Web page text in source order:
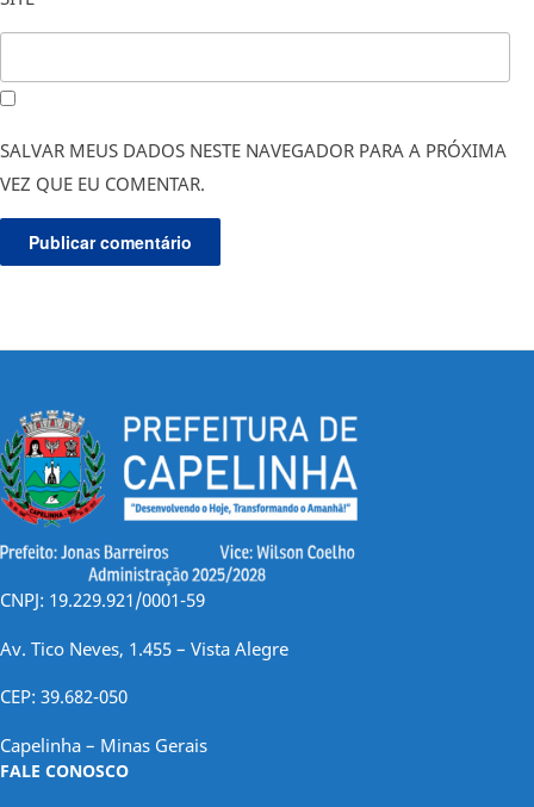
SALVAR MEUS DADOS NESTE NAVEGADOR PARA A PRÓXIMA
VEZ QUE EU COMENTAR.
CNPJ: 19.229.921/0001-59
Av. Tico Neves, 1.455 – Vista Alegre
CEP: 39.682-050
Capelinha – Minas Gerais
FALE CONOSCO